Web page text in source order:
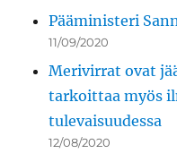
Pääministeri
11/09/2020
Merivirrat ovat
tarkoittaa myös
tulevaisuudessa
12/08/2020